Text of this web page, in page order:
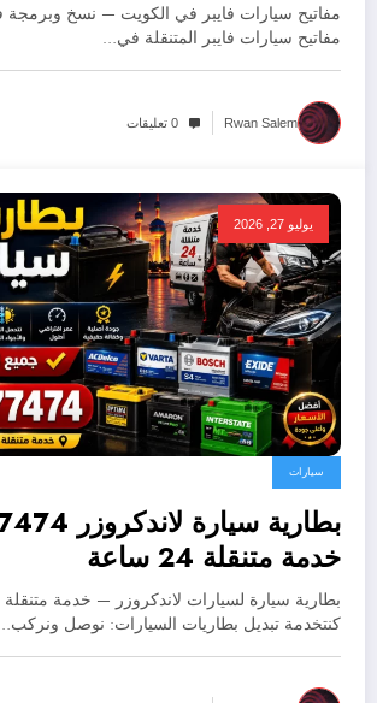
مفاتيح سيارات فايبر في الكويت — نسخ
مفاتيح سيارات فايبر المتنقلة في…
Rwan Salem 0 تعليقات
يوليو 27, 2026
سيارات
بطارية سيارة
خدمة متنقلة 24 ساعة
بطارية سيارة لسيارات لاندكروزر — خدمة متنقلة
كنتخدمة تبديل بطاريات السيارات: نوصل